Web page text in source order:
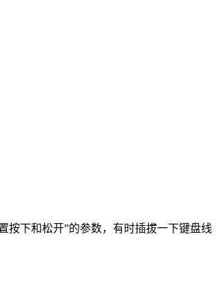
按下和松开”的参数，有时插拔一下键盘线